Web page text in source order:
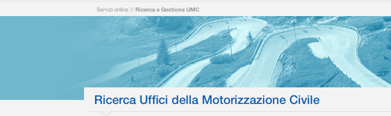
Servizi online // Ricerca e Gestione UMC
Ricerca Uffici della Motorizzazione Civile